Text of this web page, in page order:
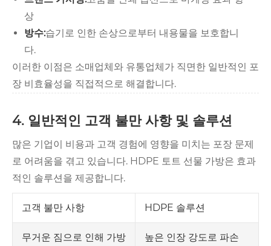
상
방수:습기로 인한 손상으로부터 내용물을 보호합니
다.
이러한 이점은 소매업체와 유통업체가 직면한 일반적인 포
장 비효율성을 직접적으로 해결합니다.
4. 일반적인 고객 불만 사항 및 솔루션
많은 기업이 비용과 고객 경험에 영향을 미치는 포장 문제
로 어려움을 겪고 있습니다. HDPE 토트 선물 가방은 효과
적인 솔루션을 제공합니다.
고객 불만 사항 HDPE 솔루션
무거운 짐으로 인해 가방
높은 인장 강도로 파손